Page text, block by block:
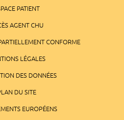
PATIENT
AGENT CHU
CONFORME
LÉGALES
DES DONNÉES
DU SITE
EUROPÉENS